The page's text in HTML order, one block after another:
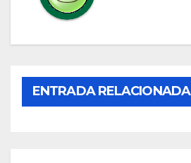
ENTRADA RELACIONADA